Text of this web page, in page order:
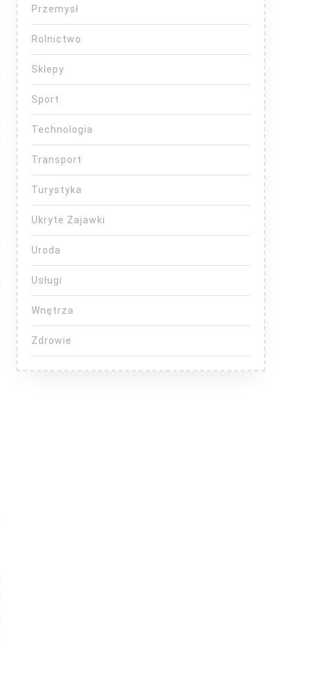
Przemysł
Rolnictwo
Sklepy
Sport
Technologia
Transport
Turystyka
Ukryte Zajawki
Uroda
Usługi
Wnętrza
Zdrowie